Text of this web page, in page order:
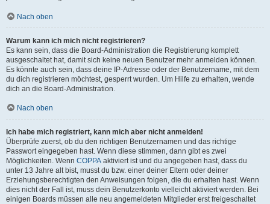
Nach oben
Warum kann ich mich nicht registrieren?
Es kann sein, dass die Board-Administration die Registrierung komplett
ausgeschaltet hat, damit sich keine neuen Benutzer mehr anmelden können.
Es könnte auch sein, dass deine IP-Adresse oder der Benutzername, mit dem
du dich registrieren möchtest, gesperrt wurden. Um Hilfe zu erhalten, wende
dich an die Board-Administration.
Nach oben
Ich habe mich registriert, kann mich aber nicht anmelden!
Überprüfe zuerst, ob du den richtigen Benutzernamen und das richtige
Passwort eingegeben hast. Wenn diese stimmen, dann gibt es zwei
Möglichkeiten. Wenn COPPA aktiviert ist und du angegeben hast, dass du
unter 13 Jahre alt bist, musst du bzw. einer deiner Eltern oder deiner
Erziehungsberechtigten den Anweisungen folgen, die du erhalten hast. Wenn
dies nicht der Fall ist, muss dein Benutzerkonto vielleicht aktiviert werden. Bei
einigen Boards müssen alle neu angemeldeten Mitglieder erst freigeschaltet